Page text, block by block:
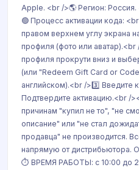
Apple. <br />🌎 Регион:
🟢 Процесс активации кода:
правом верхнем углу экрана
профиля (фото или аватар).<br
профиля прокрути вниз и
(или "Redeem Gift Card or
английском).<br />3️⃣ Введите
Подтвердите активацию.<br /
причинам "купил не то", "не
описание" или "не стал
продавца" не производится.
напрямую от дистрибьютора.
⏱️ ВРЕМЯ РАБОТЫ: с 10:00 до